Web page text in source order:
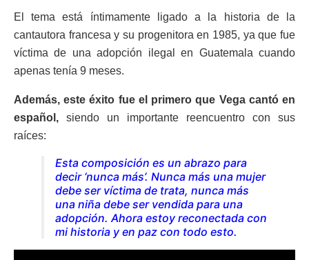
El tema está íntimamente ligado a la historia de la
cantautora francesa y su progenitora en 1985, ya que fue
víctima de una adopción ilegal en Guatemala cuando
apenas tenía 9 meses.
Además, este éxito fue el primero que Vega cantó en
español, siendo un importante reencuentro con sus
raíces:
Esta composición es un abrazo para
decir ‘nunca más’. Nunca más una mujer
debe ser víctima de trata, nunca más
una niña debe ser vendida para una
adopción. Ahora estoy reconectada con
mi historia y en paz con todo esto.